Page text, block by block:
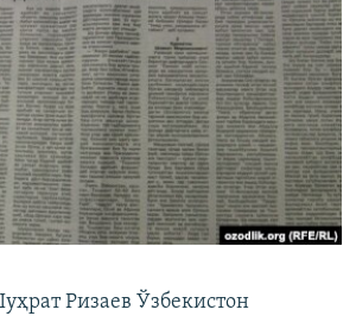
тилларда
Ризаев Ўзбекистон